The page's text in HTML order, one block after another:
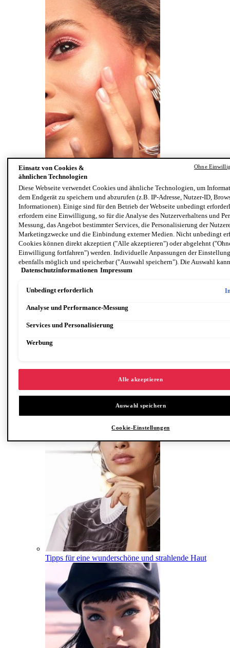
Make-up Tutorial: In drei Schritten zum perfekten
Tipps für eine wunderschöne und strahlende Haut
Einsatz von Cookies &
ähnlichen Technologien
Diese Webseite verwendet Cookies und ähnliche Technologien, um
dem Endgerät zu speichern und abzurufen (z.B. IP-Adresse, Nutzer-ID,
Informationen). Einige sind für den Betrieb der Webseite unbedingt
erfordern eine Einwilligung, so für die Analyse des Nutzerverhaltens und
Messung, das Angebot bestimmter Services, die Personalisierung der
Marketingzwecke und die Einbindung externer Medien. Nicht unbedingt
Cookies können direkt akzeptiert ("Alle akzeptieren") oder abgelehnt
Einwilligung fortfahren") werden. Individuelle Anpassungen der
ebenfalls möglich und speicherbar ("Auswahl speichern"). Die Auswahl
unter dem Link "Cookie-Einstellungen" angepasst werden. Für weitere
Datenschutzinformationen Impressum
Unbedingt erforderlich
Analyse und Performance-Messung
Services und Personalisierung
Werbung
Alle akzeptieren
Auswahl speichern
Cookie-Einstellungen
Ohne